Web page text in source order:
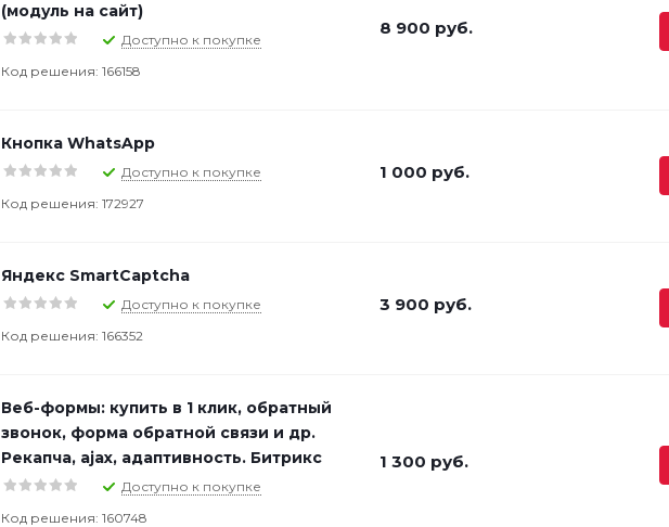
(модуль на сайт)
Доступно к покупке
Код решения: 166158
8 900 руб.
Кнопка WhatsApp
Доступно к покупке
Код решения: 172927
1 000 руб.
Яндекс SmartCaptcha
Доступно к покупке
Код решения: 166352
3 900 руб.
Веб-формы: купить в 1 клик, обратный
звонок, форма обратной связи и др.
Рекапча, ajax, адаптивность. Битрикс
Доступно к покупке
Код решения: 160748
1 300 руб.